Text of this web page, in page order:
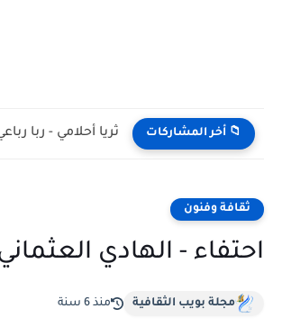
📁 أخر المشاركات ثريا أحلامي - ربا
ثقافة وفنون
احتفاء - الهادي
مجلة بويب الثقافية منذ 6 سنة